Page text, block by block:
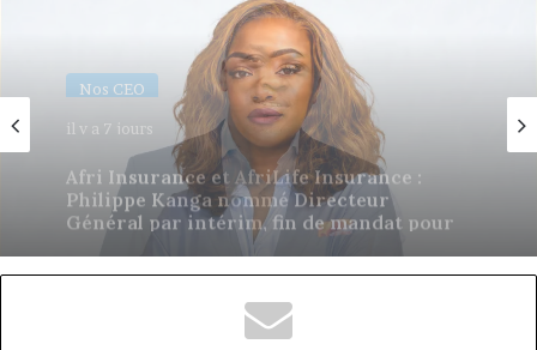
Nos CEO
18 juin 2026
Eva Mballa, la journaliste-entrepreneure
qui veut donner aux médias africains une
nouvelle saison